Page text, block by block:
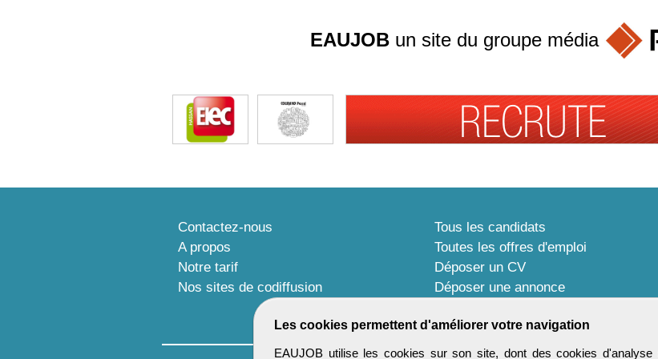
Les cookies permettent d'améliorer votre navigation
EAUJOB utilise les cookies sur son site, dont des cookies d'analyse
EAUJOB un site du groupe média
Contactez-nous
A propos
Notre tarif
Nos sites de codiffusion
Tous les candidats
Toutes les offres d'emploi
Déposer un CV
Déposer une annonce